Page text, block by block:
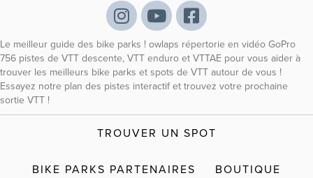
Le meilleur guide des bike parks ! owlaps répertorie en vidéo GoPro
756 pistes de VTT descente, VTT enduro et VTTAE pour vous aider à
trouver les meilleurs bike parks et spots de VTT autour de vous !
Essayez notre plan des pistes interactif et trouvez votre prochaine
sortie VTT !
TROUVER UN SPOT
BIKE PARKS PARTENAIRES BOUTIQUE